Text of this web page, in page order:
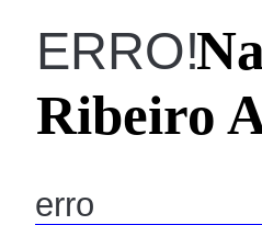
ERRO!
Ribeiro
erro